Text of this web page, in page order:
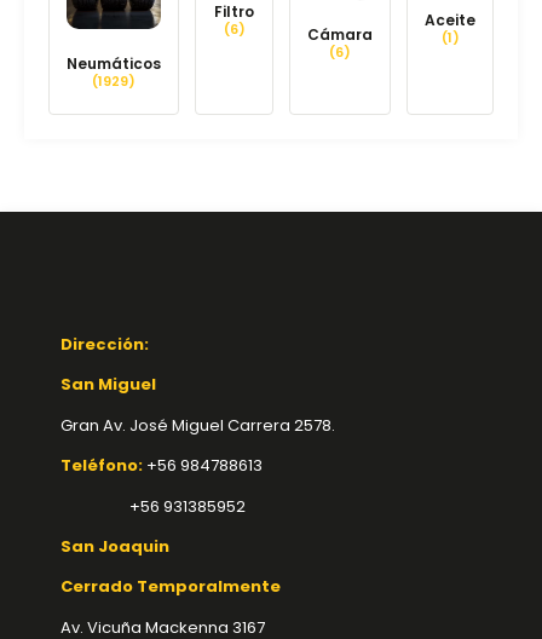
Neumáticos
(1929)
Filtro
(6) Cámara
(6)
Aceite
(1)
Dirección:
San Miguel
Gran Av. José Miguel Carrera 2578.
Teléfono: +56 984788613
+56 931385952
San Joaquin
Cerrado Temporalmente
Av. Vicuña Mackenna 3167